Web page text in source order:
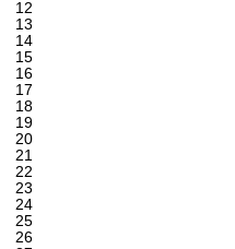
12
13
14
15
16
17
18
19
20
21
22
23
24
25
26